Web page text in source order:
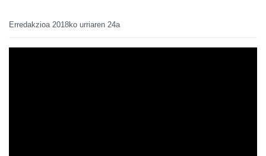
Erredakzioa 2018ko urriaren 24a